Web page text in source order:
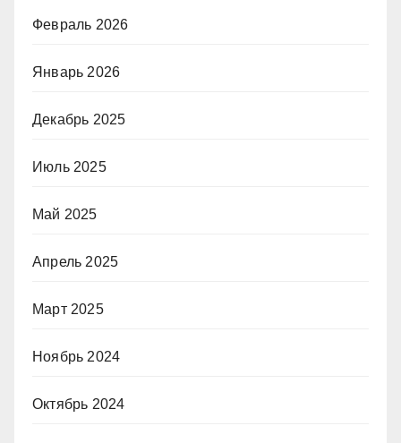
Февраль 2026
Январь 2026
Декабрь 2025
Июль 2025
Май 2025
Апрель 2025
Март 2025
Ноябрь 2024
Октябрь 2024